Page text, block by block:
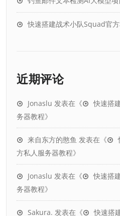
快速搭建战术小队Squad官
近期评论
Jonaslu 发表在《
快速搭
务器教程》
来自东方的憨鱼 发表在《
方私人服务器教程》
Jonaslu 发表在《
快速搭
务器教程》
Sakura. 发表在《
快速搭